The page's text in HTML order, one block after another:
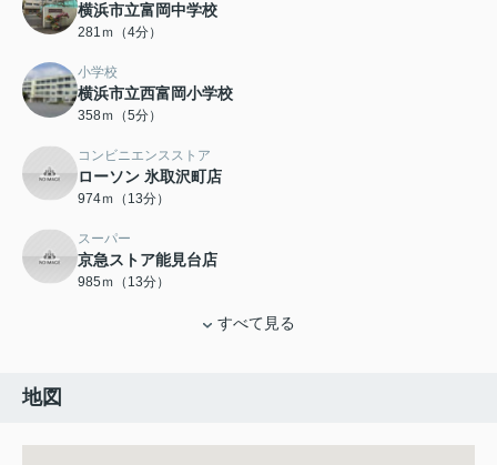
横浜市立富岡中学校
281ｍ（4分）
小学校
横浜市立西富岡小学校
358ｍ（5分）
コンビニエンスストア
ローソン 氷取沢町店
974ｍ（13分）
スーパー
京急ストア能見台店
985ｍ（13分）
すべて見る
地図